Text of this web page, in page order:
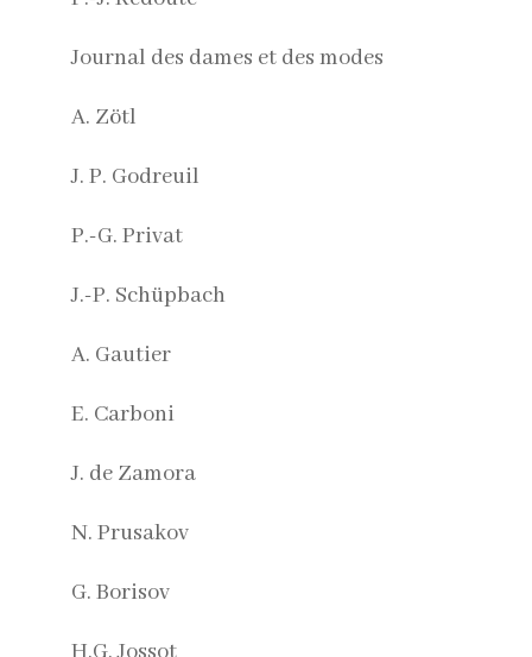
Journal des dames et des modes
A. Zötl
J. P. Godreuil
P.-G. Privat
J.-P. Schüpbach
A. Gautier
E. Carboni
J. de Zamora
N. Prusakov
G. Borisov